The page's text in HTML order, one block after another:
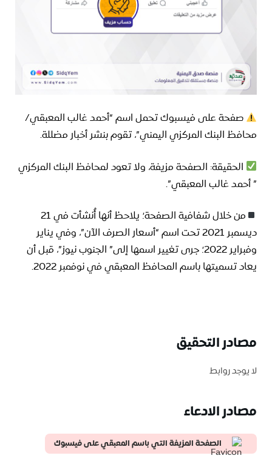
صفحة على فيسبوك تحمل اسم “أحمد غالب المعبقي/
محافظ البنك المركزي اليمني”، تقوم بنشر أخبار مضللة.
الحقيقة: الصفحة مزيفة، ولا تعود لمحافظ البنك المركزي
” أحمد غالب المعبقي”.
من خلال شفافية الصفحة؛ يلاحظ أنها أُنشأت في 21
ديسمبر 2021 تحت اسم “أسعار الصرف الآن”، وفي يناير
وفبراير 2022؛ جرى تغيير اسمها إلى” الجنوب نيوز”، قبل أن
يعاد تسميتها باسم المحافظ المعبقي في نوفمبر 2022.
مصادر التحقيق
لا يوجد روابط
مصادر الادعاء
الصفحة المزيفة التي باسم المعبقي على فيسبوك